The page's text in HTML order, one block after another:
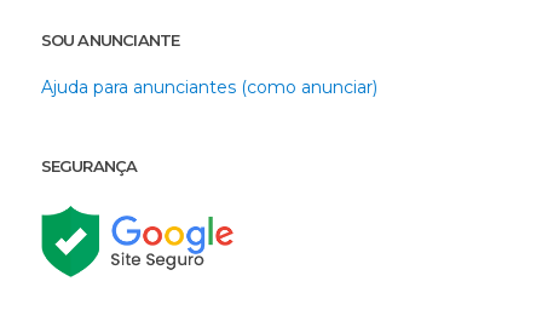
SOU ANUNCIANTE
Ajuda para anunciantes (como anunciar)
SEGURANÇA